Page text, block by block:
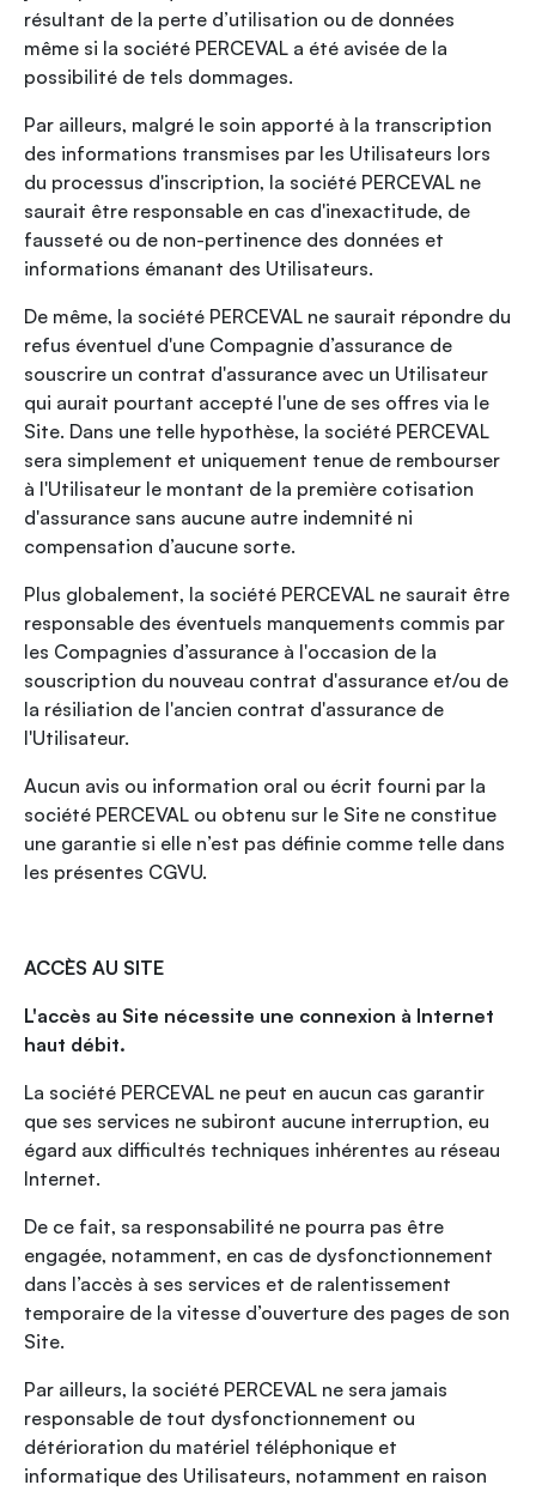
résultant de la perte d’utilisation ou de données
même si la société PERCEVAL a été avisée de la
possibilité de tels dommages.
Par ailleurs, malgré le soin apporté à la transcription
des informations transmises par les Utilisateurs lors
du processus d'inscription, la société PERCEVAL ne
saurait être responsable en cas d'inexactitude, de
fausseté ou de non-pertinence des données et
informations émanant des Utilisateurs.
De même, la société PERCEVAL ne saurait répondre du
refus éventuel d'une Compagnie d’assurance de
souscrire un contrat d'assurance avec un Utilisateur
qui aurait pourtant accepté l'une de ses offres via le
Site. Dans une telle hypothèse, la société PERCEVAL
sera simplement et uniquement tenue de rembourser
à l'Utilisateur le montant de la première cotisation
d'assurance sans aucune autre indemnité ni
compensation d’aucune sorte.
Plus globalement, la société PERCEVAL ne saurait être
responsable des éventuels manquements commis par
les Compagnies d’assurance à l'occasion de la
souscription du nouveau contrat d'assurance et/ou de
la résiliation de l'ancien contrat d'assurance de
l'Utilisateur.
Aucun avis ou information oral ou écrit fourni par la
société PERCEVAL ou obtenu sur le Site ne constitue
une garantie si elle n’est pas définie comme telle dans
les présentes CGVU.
ACCÈS AU SITE
L'accès au Site nécessite une connexion à Internet
haut débit.
La société PERCEVAL ne peut en aucun cas garantir
que ses services ne subiront aucune interruption, eu
égard aux difficultés techniques inhérentes au réseau
Internet.
De ce fait, sa responsabilité ne pourra pas être
engagée, notamment, en cas de dysfonctionnement
dans l’accès à ses services et de ralentissement
temporaire de la vitesse d’ouverture des pages de son
Site.
Par ailleurs, la société PERCEVAL ne sera jamais
responsable de tout dysfonctionnement ou
détérioration du matériel téléphonique et
informatique des Utilisateurs, notamment en raison